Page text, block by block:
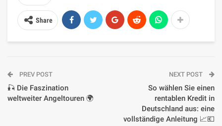
Share
PREV POST
🎣 Die Faszination
weltweiter Angeltouren 🌍
NEXT POST
So wählen Sie einen
rentablen Kredit in
Deutschland aus: eine
vollständige Anleitung 📈💶